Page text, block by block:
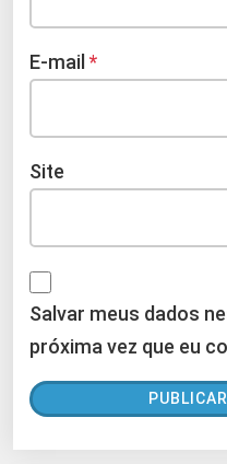
E-mail *
Site
Salvar meus dados
próxima vez que eu